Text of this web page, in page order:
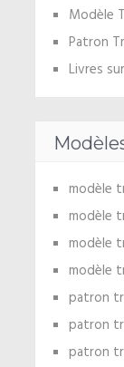
Modèle
Patron
Livres
modèle
modèle
modèle
modèle
patron
patron
patron